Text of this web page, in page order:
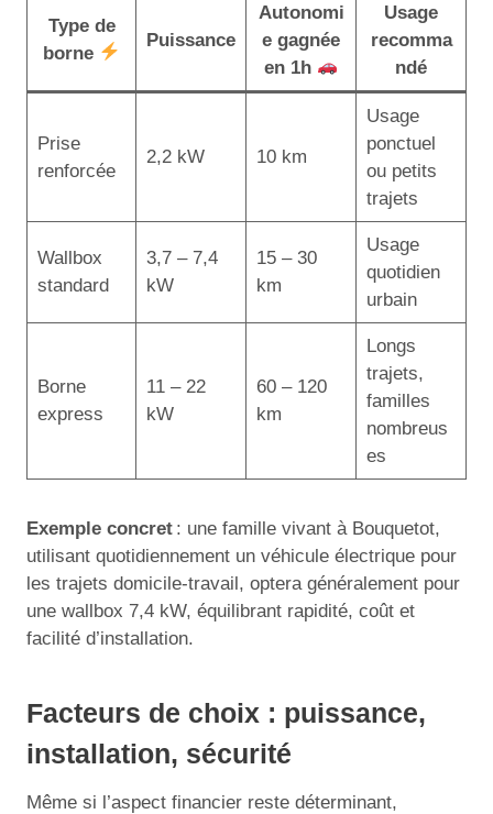
Type de
borne
Puissance
Autonomi
e gagnée
en 1h
Usage
recomma
ndé
Prise
renforcée
2,2 kW 10 km
Usage
ponctuel
ou petits
trajets
Wallbox
standard
3,7 – 7,4
kW
15 – 30
km
Usage
quotidien
urbain
Borne
express
11 – 22
kW
60 – 120
km
Longs
trajets,
familles
nombreus
es
Exemple concret : une famille vivant à Bouquetot,
utilisant quotidiennement un véhicule électrique pour
les trajets domicile-travail, optera généralement pour
une wallbox 7,4 kW, équilibrant rapidité, coût et
facilité d’installation.
Facteurs de choix : puissance,
installation, sécurité
Même si l’aspect financier reste déterminant,